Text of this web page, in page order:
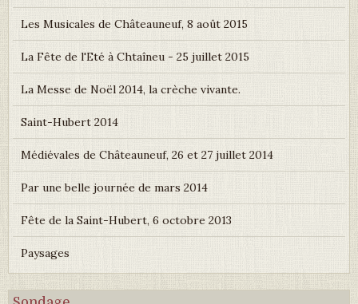
Les Musicales de Châteauneuf, 8 août 2015
La Fête de l'Eté à Chtaîneu - 25 juillet 2015
La Messe de Noël 2014, la crèche vivante.
Saint-Hubert 2014
Médiévales de Châteauneuf, 26 et 27 juillet 2014
Par une belle journée de mars 2014
Fête de la Saint-Hubert, 6 octobre 2013
Paysages